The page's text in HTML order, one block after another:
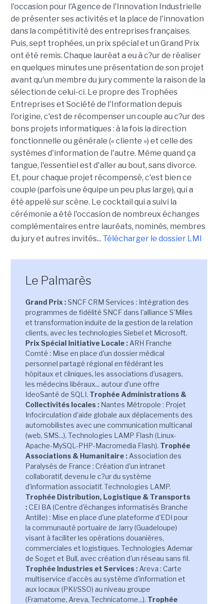
l'occasion pour l'Agence de l'Innovation Industrielle
de présenter ses activités et la place de l'innovation
dans la compétitivité des entreprises françaises.
Puis, sept trophées, un prix spécial et un Grand Prix
ont été remis. Chaque lauréat a eu à c?ur de réaliser
en quelques minutes une présentation de son projet
avant qu'un membre du jury commente la raison de la
sélection de celui-ci. Le propre des Trophées
Entreprises et Société de l'Information depuis
l'origine, c'est de récompenser un couple au c?ur des
bons projets informatiques : à la fois la direction
fonctionnelle ou générale (« cliente ») et celle des
systèmes d'information de l'autre. Même quand ça
tangue, l'essentiel est d'aller au bout, sans divorce.
Et, pour chaque projet récompensé, c'est bien ce
couple (parfois une équipe un peu plus large), qui a
été appelé sur scène. Le cocktail qui a suivi la
cérémonie a été l'occasion de nombreux échanges
complémentaires entre lauréats, nominés, membres
du jury et autres invités... Télécharger le dossier LMI
Le Palmarès
Grand Prix :SNCF CRM Services : Intégration des
programmes de fidélité SNCF dans l'alliance S'Miles
et transformation induite de la gestion de la relation
clients, avec les technologies Siebel et Microsoft.
Prix Spécial Initiative Locale :ARH Franche
Comté : Mise en place d'un dossier médical
personnel partagé régional en fédérant les
hôpitaux et cliniques, les associations d'usagers,
les médecins libéraux... autour d'une offre
IdeoSanté de SQLI. Trophée Administrations &
Collectivités locales : Nantes Métropole : Projet
Infocirculation d'aide globale aux déplacements des
automobilistes avec une communication multicanal
(web, SMS...). Technologies LAMP Flash (Linux-
Apache-MySQL-PHP-Macromedia Flash). Trophée
Associations & Humanitaire :Association des
Paralysés de France : Création d'un intranet
collaboratif, devenu le c?ur du système
d'information associatif. Technologies LAMP.
Trophée Distribution, Logistique & Transports
:CEI BA (Centre d'échanges informatisés Branche
Antille) : Mise en place d'une plateforme d'EDI pour
la communauté portuaire de Jarry (Guadeloupe)
visant à faciliter les opérations douanières,
commerciales et logistiques. Technologies Ademar
de Soget et Bull, avec création d'un réseau sans fil.
Trophée Industries et Services : Areva : Carte
multiservice d'accès au système d'information et
aux locaux (PKI/SSO) au niveau groupe
(Framatome, Areva, Technicatome...). Trophée